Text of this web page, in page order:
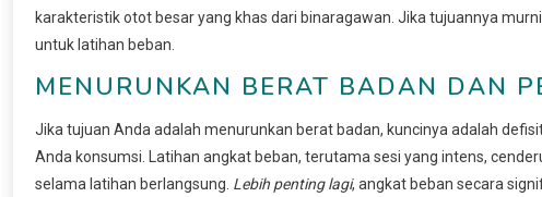
karakteristik otot besar yang khas dari binaragawan. Jika tujuannya
untuk latihan beban.
MENURUNKAN BERAT BADAN DAN
Jika tujuan Anda adalah menurunkan berat badan, kuncinya adalah
Anda konsumsi. Latihan angkat beban, terutama sesi yang intens,
selama latihan berlangsung. Lebih penting lagi, angkat beban secara